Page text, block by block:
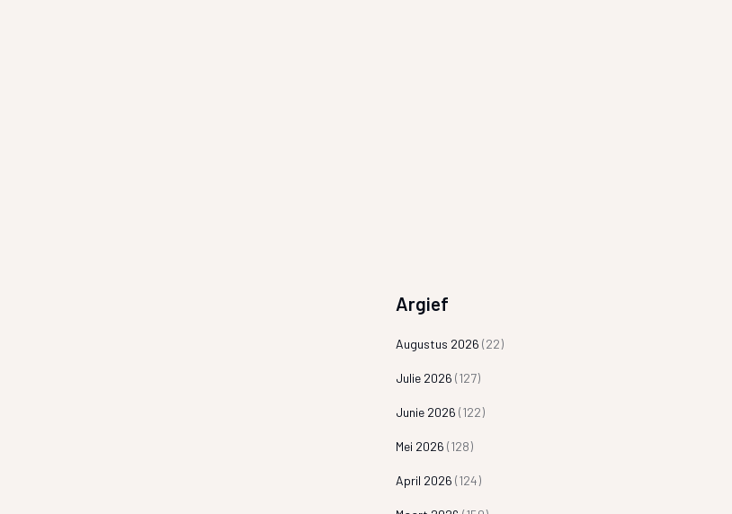
Argief
Augustus 2026 (22)
Julie 2026 (127)
Junie 2026 (122)
Mei 2026 (128)
April 2026 (124)